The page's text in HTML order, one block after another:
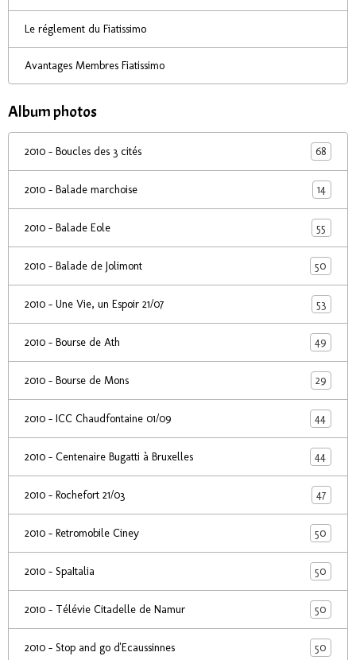
Le réglement du Fiatissimo
Avantages Membres Fiatissimo
Album photos
2010 - Boucles des 3 cités 68
2010 - Balade marchoise 14
2010 - Balade Eole 55
2010 - Balade de Jolimont 50
2010 - Une Vie, un Espoir 21/07 53
2010 - Bourse de Ath 49
2010 - Bourse de Mons 29
2010 - ICC Chaudfontaine 01/09 44
2010 - Centenaire Bugatti à Bruxelles 44
2010 - Rochefort 21/03 47
2010 - Retromobile Ciney 50
2010 - SpaItalia 50
2010 - Télévie Citadelle de Namur 50
2010 - Stop and go d'Ecaussinnes 50